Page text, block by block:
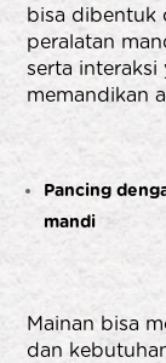
bisa dibentuk
peralatan
serta
memandikan
Pancing
mandi
Mainan bisa
dan